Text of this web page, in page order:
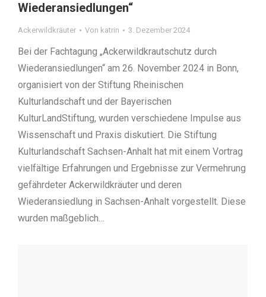
Wiederansiedlungen“
Ackerwildkräuter Von katrin 3. Dezember 2024
Bei der Fachtagung „Ackerwildkrautschutz durch
Wiederansiedlungen“ am 26. November 2024 in Bonn,
organisiert von der Stiftung Rheinischen
Kulturlandschaft und der Bayerischen
KulturLandStiftung, wurden verschiedene Impulse aus
Wissenschaft und Praxis diskutiert. Die Stiftung
Kulturlandschaft Sachsen-Anhalt hat mit einem Vortrag
vielfältige Erfahrungen und Ergebnisse zur Vermehrung
gefährdeter Ackerwildkräuter und deren
Wiederansiedlung in Sachsen-Anhalt vorgestellt. Diese
wurden maßgeblich…